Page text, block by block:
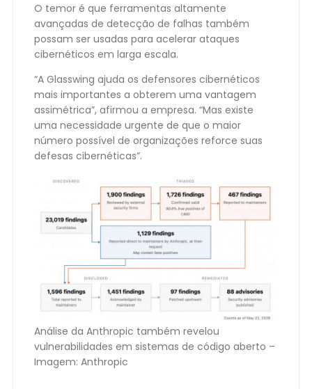
O temor é que ferramentas altamente
avançadas de detecção de falhas também
possam ser usadas para acelerar ataques
cibernéticos em larga escala.
“A Glasswing ajuda os defensores cibernéticos
mais importantes a obterem uma vantagem
assimétrica”, afirmou a empresa. “Mas existe
uma necessidade urgente de que o maior
número possível de organizações reforce suas
defesas cibernéticas”.
Análise da Anthropic também revelou
vulnerabilidades em sistemas de código aberto –
Imagem: Anthropic